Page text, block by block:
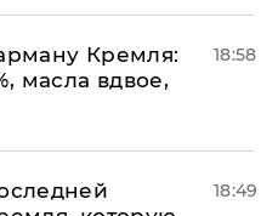
Кремля:
масла вдвое,
18:58
18:49